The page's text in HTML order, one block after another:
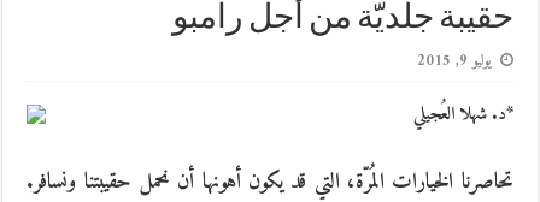
حقيبة جلديّة من أجل رامبو
يوليو 9, 2015
*د. شهلا العُجيلي
تحاصرنا الخيارات المُرّة، التي قد يكون أهونها أن نحمل حقيبتنا ونسافر.